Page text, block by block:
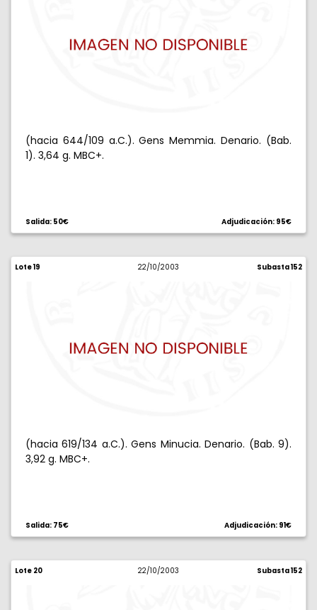
(hacia 644/109 a.C.). Gens Memmia. Denario. (Bab.
1). 3,64 g. MBC+.
Salida: 50€ Adjudicación: 95€
Lote 19 22/10/2003 Subasta 152
(hacia 619/134 a.C.). Gens Minucia. Denario. (Bab. 9).
3,92 g. MBC+.
Salida: 75€ Adjudicación: 91€
Lote 20 22/10/2003 Subasta 152